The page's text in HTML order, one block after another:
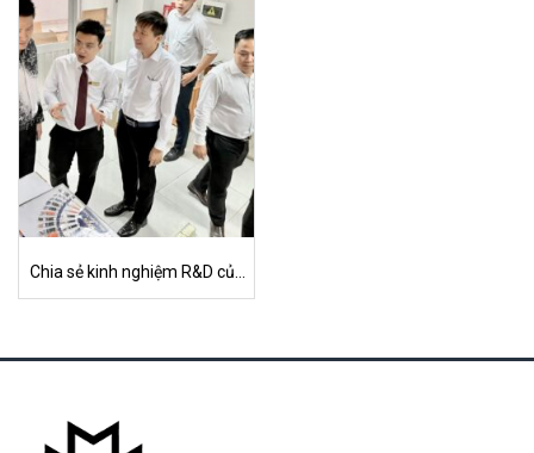
Chia sẻ kinh nghiệm R&D của